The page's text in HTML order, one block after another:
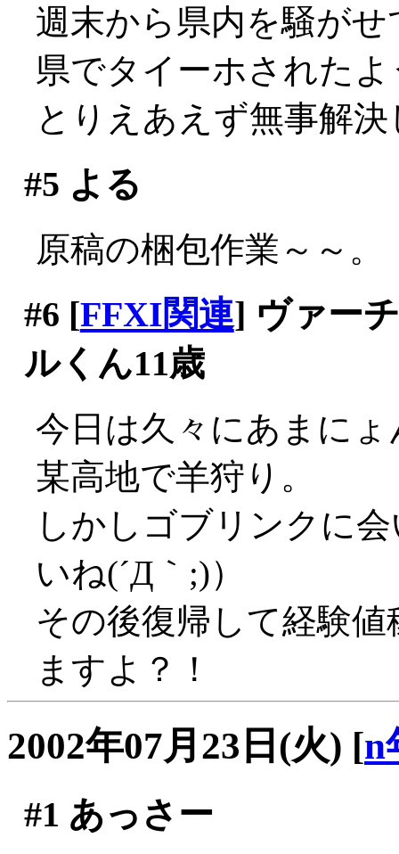
週末から県内を騒が
県でタイーホされた
とりえあえず無事解
#5 よる
原稿の梱包作業～～。
#6 [FFXI関連] ヴァー
ルくん11歳
今日は久々にあまに
某高地で羊狩り。
しかしゴブリンクに
いね(´Д｀;)）
その後復帰して経験
ますよ？！
2002年07月23日(火) [n
#1 あっさー